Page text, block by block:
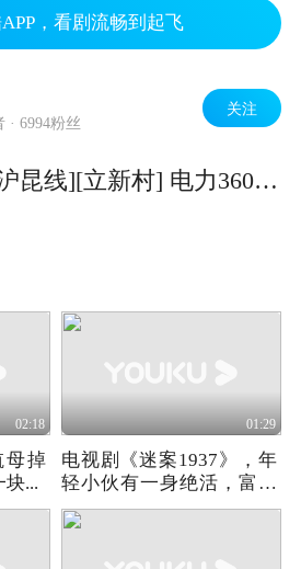
，看剧流畅到起飞
·6994粉丝
关注
【2021.12.14】[沪昆线][立新村] 电力36095次 HXD1B0606
02:18
母掉
块...
01:29
电视剧《迷案1937》，年
轻小伙有一身绝活，富婆
对他爱不释手